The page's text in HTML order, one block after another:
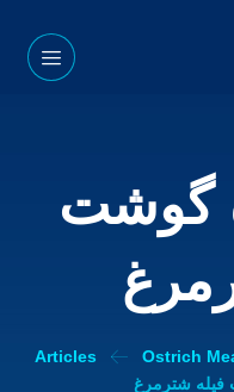
گوشت
Articles Ostrich
فیله شترمرغ